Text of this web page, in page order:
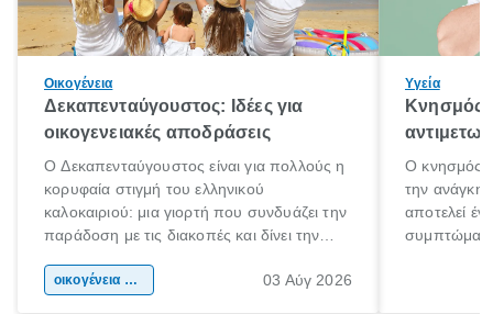
Οικογένεια
Δεκαπενταύγουστος: Ιδέες για
οικογενειακές αποδράσεις
Ο Δεκαπενταύγουστος είναι για πολλούς η
κορυφαία στιγμή του ελληνικού
καλοκαιριού: μια γιορτή που συνδυάζει την
παράδοση με τις διακοπές και δίνει την
χώρας. Είτε πρόκειται για λίγες μέρες
οικογένεια & παιδί 03 Αύγ 2026
Υγεία
Κνησμός:
Ο κνησμός
την ανάγκη
αποτελεί